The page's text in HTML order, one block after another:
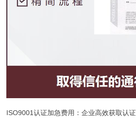
ISO9001认证加急费用：企业高效获取认